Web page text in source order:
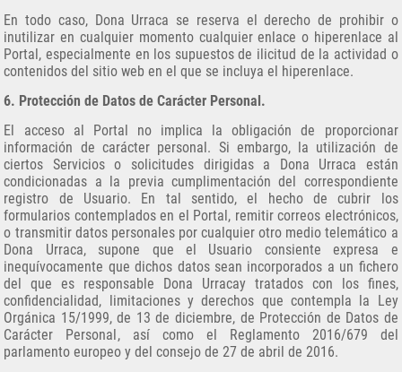
En todo caso, Dona Urraca se reserva el derecho de prohibir o
inutilizar en cualquier momento cualquier enlace o hiperenlace al
Portal, especialmente en los supuestos de ilicitud de la actividad o
contenidos del sitio web en el que se incluya el hiperenlace.
6. Protección de Datos de Carácter Personal.
El acceso al Portal no implica la obligación de proporcionar
información de carácter personal. Si embargo, la utilización de
ciertos Servicios o solicitudes dirigidas a Dona Urraca están
condicionadas a la previa cumplimentación del correspondiente
registro de Usuario. En tal sentido, el hecho de cubrir los
formularios contemplados en el Portal, remitir correos electrónicos,
o transmitir datos personales por cualquier otro medio telemático a
Dona Urraca, supone que el Usuario consiente expresa e
inequívocamente que dichos datos sean incorporados a un fichero
del que es responsable Dona Urracay tratados con los fines,
confidencialidad, limitaciones y derechos que contempla la Ley
Orgánica 15/1999, de 13 de diciembre, de Protección de Datos de
Carácter Personal, así como el Reglamento 2016/679 del
parlamento europeo y del consejo de 27 de abril de 2016.